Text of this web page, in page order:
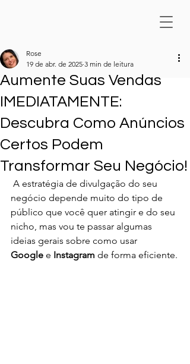
Aumente Suas Vendas
IMEDIATAMENTE:
Descubra Como Anúncios
Certos Podem
Transformar Seu Negócio!
Rose
19 de abr. de 2025 3 min de leitura
negócio depende muito do tipo de
público que você quer atingir e do seu
nicho, mas vou te passar algumas
ideias gerais sobre como usar
Google e Instagram de forma eficiente.